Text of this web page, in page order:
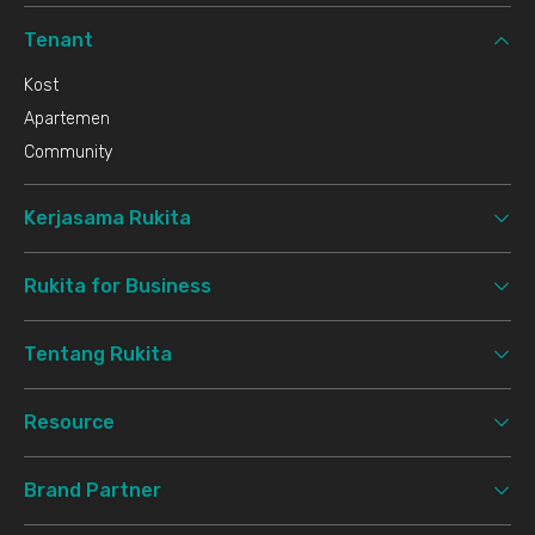
Tenant
Kost
Apartemen
Community
Kerjasama Rukita
Rukita for Business
Tentang Rukita
Resource
Brand Partner